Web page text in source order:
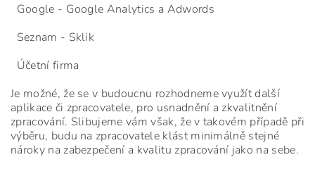
Google - Google Analytics a Adwords
Seznam - Sklik
Účetní firma
Je možné, že se v budoucnu rozhodneme využít další
aplikace či zpracovatele, pro usnadnění a zkvalitnění
zpracování. Slibujeme vám však, že v takovém případě při
výběru, budu na zpracovatele klást minimálně stejné
nároky na zabezpečení a kvalitu zpracování jako na sebe.